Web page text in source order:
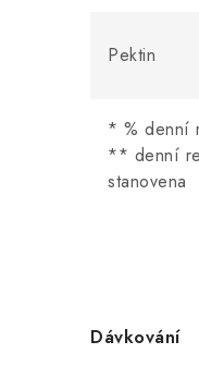
Pektin
* % denní
** denní
stanovena
Dávkování